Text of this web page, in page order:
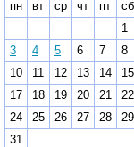
пн
вт ср чт пт сб
1
3
4 5 6 7 8
10
11 12 13 14 15
17
18 19 20 21 22
24
25 26 27 28 29
31